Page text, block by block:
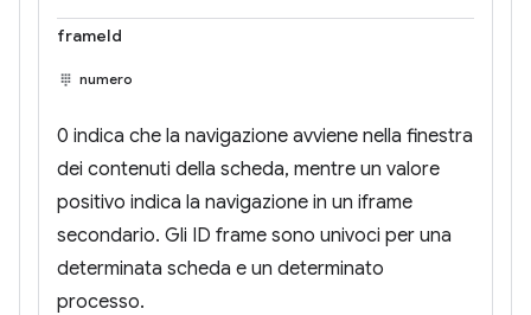
frameId
numero
0 indica che la navigazione avviene nella finestra
dei contenuti della scheda, mentre un valore
positivo indica la navigazione in un iframe
secondario. Gli ID frame sono univoci per una
determinata scheda e un determinato
processo.